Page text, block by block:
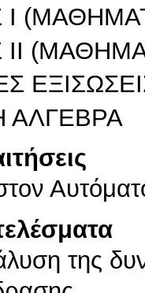
ΑΛΓΕΒΡΑ
της